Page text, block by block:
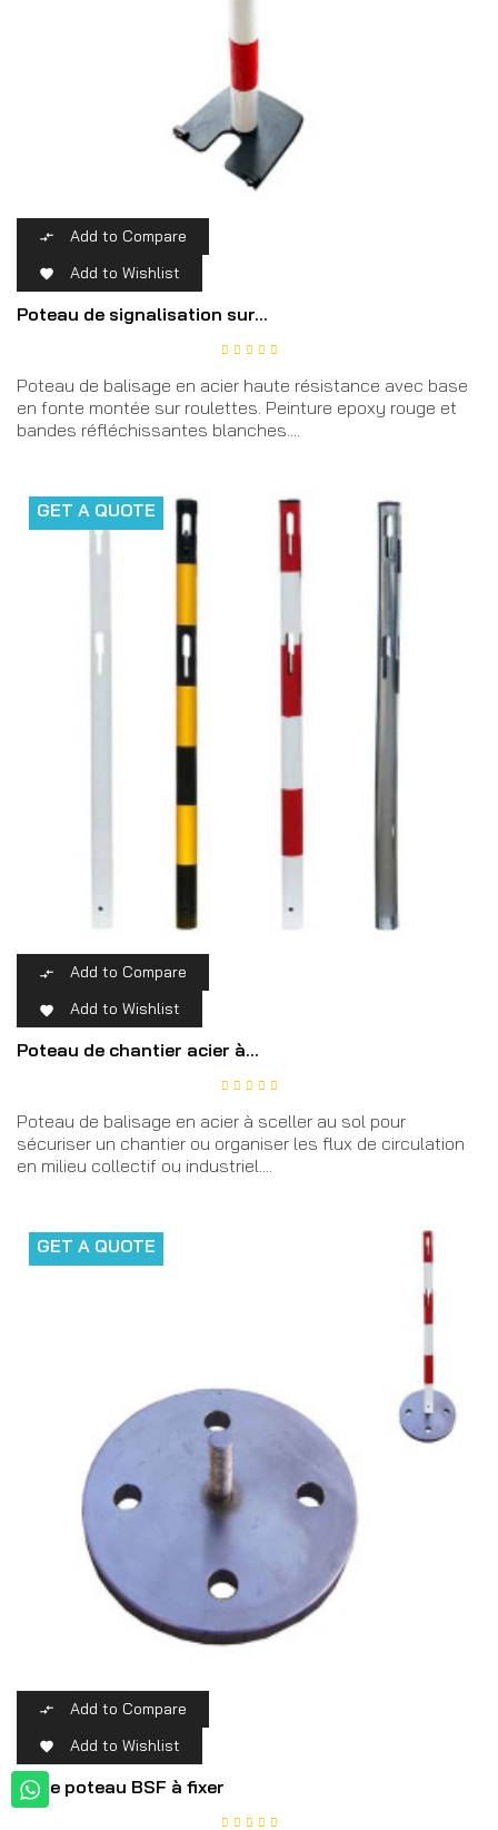
 Add to Compare
 Add to Wishlist
Poteau de signalisation sur...
Poteau de balisage en acier haute résistance avec base
en fonte montée sur roulettes. Peinture epoxy rouge et
bandes réfléchissantes blanches....
GET A QUOTE
 Add to Compare
 Add to Wishlist
Poteau de chantier acier à...
Poteau de balisage en acier à sceller au sol pour
sécuriser un chantier ou organiser les flux de circulation
en milieu collectif ou industriel....
GET A QUOTE
 Add to Compare
 Add to Wishlist
Base poteau BSF à fixer